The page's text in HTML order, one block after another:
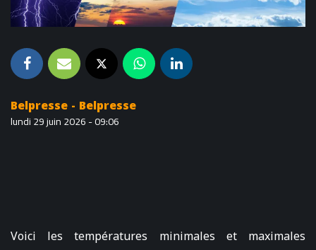
Belpresse - Belpresse
lundi 29 juin 2026 - 09:06
Voici les températures minimales et maximales